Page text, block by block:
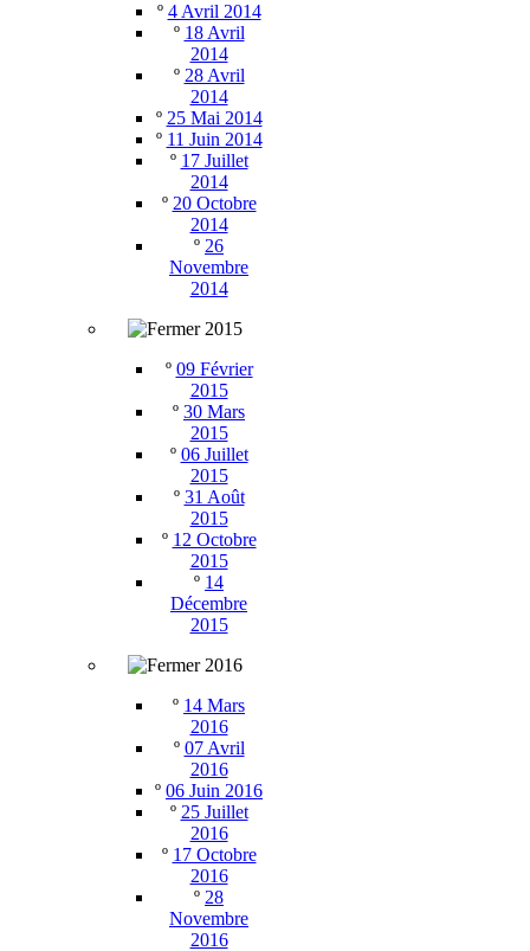
º 4 Avril 2014
º 18 Avril
2014
º 28 Avril
2014
º 25 Mai 2014
º 11 Juin 2014
º 17 Juillet
2014
º 20 Octobre
2014
º 26
Novembre
2014
2015
º 09 Février
2015
º 30 Mars
2015
º 06 Juillet
2015
º 31 Août
2015
º 12 Octobre
2015
º 14
Décembre
2015
2016
º 14 Mars
2016
º 07 Avril
2016
º 06 Juin 2016
º 25 Juillet
2016
º 17 Octobre
2016
º 28
Novembre
2016